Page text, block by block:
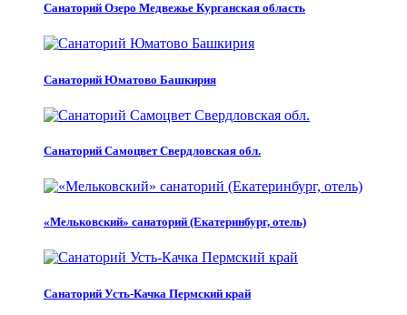
Санаторий Озеро Медвежье Курганская область
Санаторий Юматово Башкирия
Санаторий Самоцвет Свердловская обл.
«Мельковский» санаторий (Екатеринбург, отель)
Санаторий Усть-Качка Пермский край